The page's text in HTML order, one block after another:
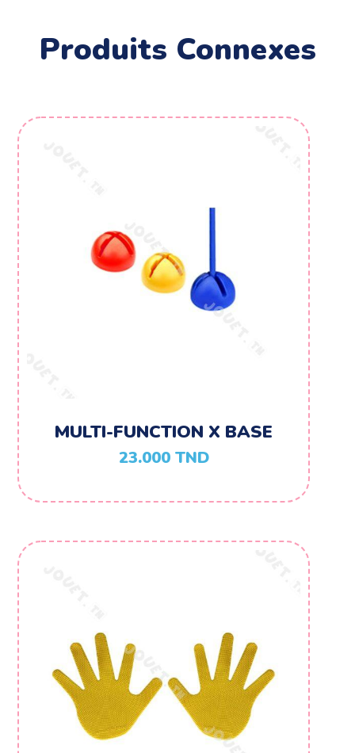
Produits Connexes
MULTI-FUNCTION X BASE
23.000 TND